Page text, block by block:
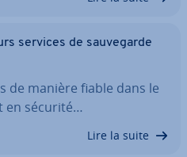
services de sau­ve­garde
de manière fiable dans le
en sécurité…
Lire la suite